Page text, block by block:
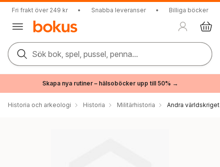
Fri frakt över 249 kr • Snabba leveranser • Billiga böcker
Sök bok, spel, pussel, penna...
Skapa nya rutiner – hälsoböcker upp till 50% →
Historia och arkeologi Historia Militärhistoria Andra världskriget